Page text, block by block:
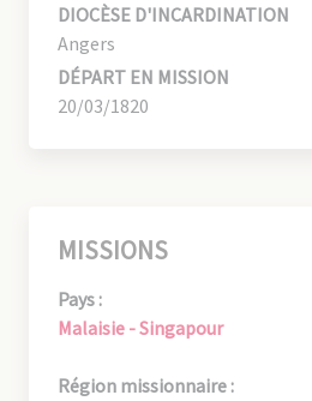
DIOCÈSE D'INCARDINATION
Angers
DÉPART EN MISSION
20/03/1820
MISSIONS
Pays :
Malaisie - Singapour
Région missionnaire :